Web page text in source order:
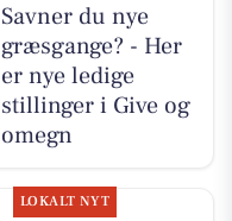
Savner du nye
græsgange? - Her
er nye ledige
stillinger i Give og
omegn
LOKALT NYT